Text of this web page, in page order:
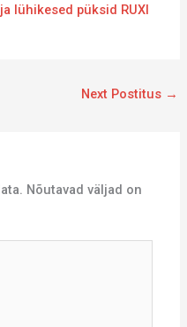
lühikesed püksid RUXI
Next Postitus →
Nõutavad väljad on